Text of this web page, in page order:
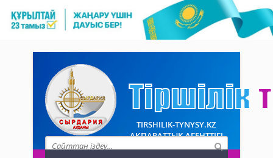
TIRSHILIK-TYNYSY.KZ
АҚПАРАТТЫҚ АГЕНТТІГІ